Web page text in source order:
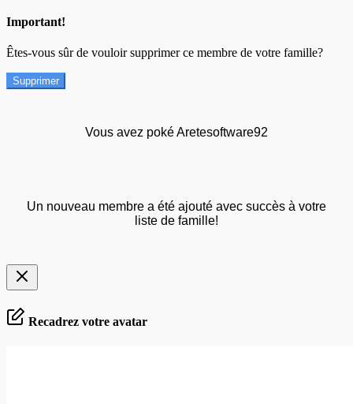
Important!
Êtes-vous sûr de vouloir supprimer ce membre de votre famille?
Supprimer
Vous avez poké Aretesoftware92
Un nouveau membre a été ajouté avec succès à votre
liste de famille!
Recadrez votre avatar